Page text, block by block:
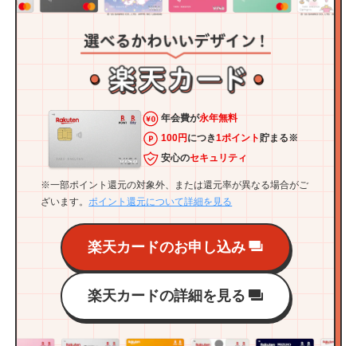
年会費が永年無料
100円 につき1ポイント貯まる※
安心のセキュリティ
※一部ポイント還元の対象外、または還元率が異なる場合がご
ざいます。ポイント還元について詳細を見る
楽天カードのお申し込み
楽天カードの詳細を見る